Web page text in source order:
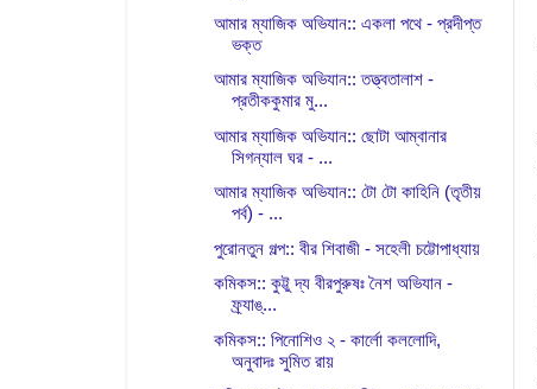
আমার ম্যাজিক অভিযান:: একলা পথে - প্রদীপ্ত
ভক্ত
আমার ম্যাজিক অভিযান:: তত্ত্বতালাশ -
প্রতীককুমার মু...
আমার ম্যাজিক অভিযান:: ছোটা আম্বানার
সিগন্যাল ঘর - ...
আমার ম্যাজিক অভিযান:: টো টো কাহিনি (তৃতীয়
পর্ব) - ...
পুরোনতুন গল্প:: বীর শিবাজী - সহেলী চট্টোপাধ্যায়
কমিকস:: কুট্টু দ্য বীরপুরুষঃ নৈশ অভিযান -
ফ্র্যাঙ্...
কমিকস:: পিনোশিও ২ - কার্লো কললোদি,
অনুবাদঃ সুমিত রায়